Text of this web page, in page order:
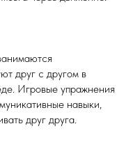
друг с другом в
Игровые упражнения
навыки,
друг друга.